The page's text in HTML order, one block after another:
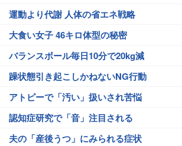
運動より代謝 人体の省エネ戦略
大食い女子 46キロ体型の秘密
バランスボール毎日10分で20kg減
躁状態引き起こしかねないNG行動
アトピーで「汚い」扱いされ苦悩
認知症研究で「音」注目される
夫の「産後うつ」にみられる症状